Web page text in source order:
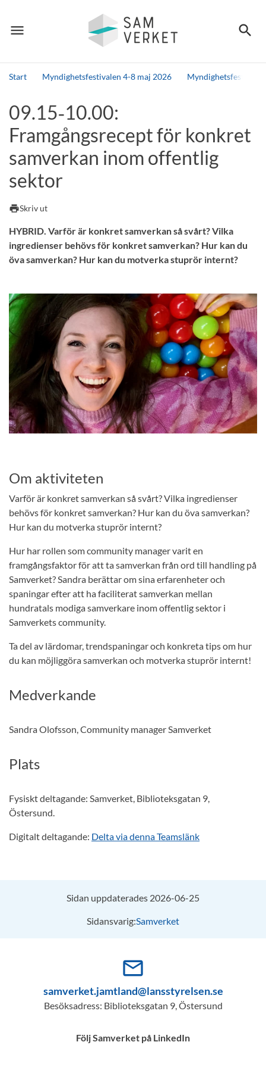
menu
Meny search
Sök
Start Myndighetsfestivalen 4-8 maj 2026
09.15‑10.00:
Framgångsrecept för konkret
samverkan inom offentlig
sektor
printSkriv ut
HYBRID. Varför är konkret samverkan så svårt? Vilka
ingredienser behövs för konkret samverkan? Hur kan du
öva samverkan? Hur kan du motverka stuprör internt?
Om aktiviteten
Varför är konkret samverkan så svårt? Vilka ingredienser
behövs för konkret samverkan? Hur kan du öva samverkan?
Hur kan du motverka stuprör internt?
Hur har rollen som community manager varit en
framgångsfaktor för att ta samverkan från ord till handling på
Samverket? Sandra berättar om sina erfarenheter och
spaningar efter att ha faciliterat samverkan mellan
hundratals modiga samverkare inom offentlig sektor i
Samverkets community.
Ta del av lärdomar, trendspaningar och konkreta tips om hur
du kan möjliggöra samverkan och motverka stuprör internt!
Medverkande
Sandra Olofsson, Community manager Samverket
Plats
Fysiskt deltagande: Samverket, Biblioteksgatan 9,
Östersund.
Digitalt deltagande: Delta via denna Teamslänk
Sidan uppdaterades 2026-06-25
Sidansvarig:Samverket
mail_outline
samverket.jamtland@lansstyrelsen.se
Besöksadress: Biblioteksgatan 9, Östersund
Följ Samverket på LinkedIn